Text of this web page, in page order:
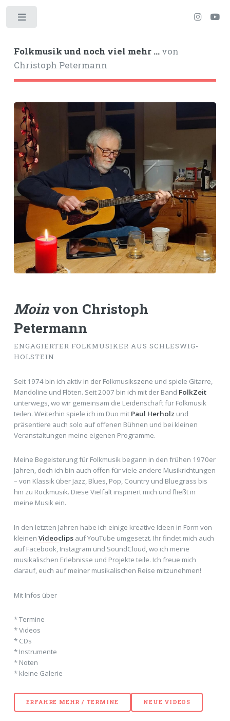
Folkmusik und noch viel mehr ...von
Christoph Petermann
Moinvon Christoph
Petermann
ENGAGIERTER FOLKMUSIKER AUS SCHLESWIG-
HOLSTEIN
Seit 1974 bin ich aktiv in der Folkmusikszene und spiele Gitarre,
Mandoline und Flöten. Seit 2007 bin ich mit der Band FolkZeit
unterwegs, wo wir gemeinsam die Leidenschaft für Folkmusik
teilen. Weiterhin spiele ich im Duo mit Paul Herholz und
präsentiere auch solo auf offenen Bühnen und bei kleinen
Veranstaltungen meine eigenen Programme.
Meine Begeisterung für Folkmusik begann in den frühen 1970er
Jahren, doch ich bin auch offen für viele andere Musikrichtungen
– von Klassik über Jazz, Blues, Pop, Country und Bluegrass bis
hin zu Rockmusik. Diese Vielfalt inspiriert mich und fließt in
meine Musik ein.
In den letzten Jahren habe ich einige kreative Ideen in Form von
kleinen Videoclipsauf YouTube umgesetzt. Ihr findet mich auch
auf Facebook, Instagram und SoundCloud, wo ich meine
musikalischen Erlebnisse und Projekte teile. Ich freue mich
darauf, euch auf meiner musikalischen Reise mitzunehmen!
Mit Infos über
* Termine
* Videos
* CDs
* Instrumente
* Noten
* kleine Galerie
ERFAHRE MEHR / TERMINE NEUE VIDEOS